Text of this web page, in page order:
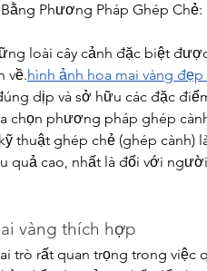
Phương Pháp Ghép
loài cây cảnh đặc biệt
về.hình ảnh hoa mai vàng
dịp và sở hữu các đặc
chọn phương pháp ghép
thuật ghép chẻ (ghép cành)
quả cao, nhất là đối với
vàng thích hợp
trò rất quan trọng trong việc